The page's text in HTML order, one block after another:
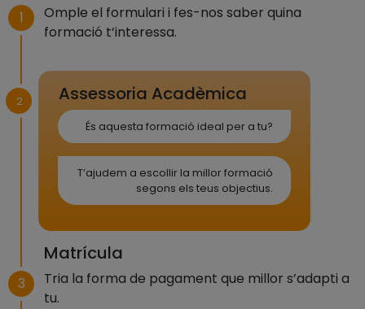
1
Omple el formulari i fes-nos saber quina
formació t’interessa.
2 Assessoria Acadèmica
És aquesta formació ideal per a tu?
T’ajudem a escollir la millor formació
segons els teus objectius.
3
Matrícula
Tria la forma de pagament que millor s’adapti a
tu.